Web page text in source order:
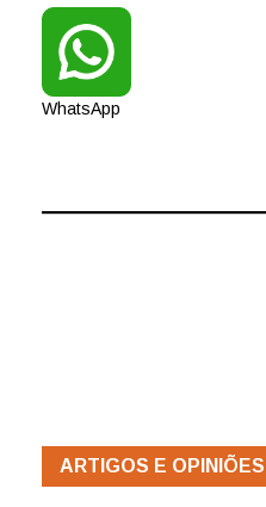
WhatsApp
ARTIGOS E OPINIÕES